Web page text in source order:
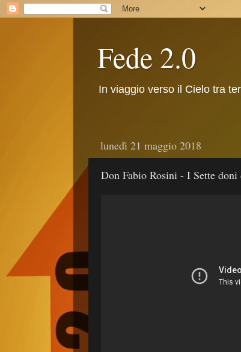
Fede 2.0
In viaggio verso il Cielo tra
lunedì 21 maggio 2018
Don Fabio Rosini - I Sette